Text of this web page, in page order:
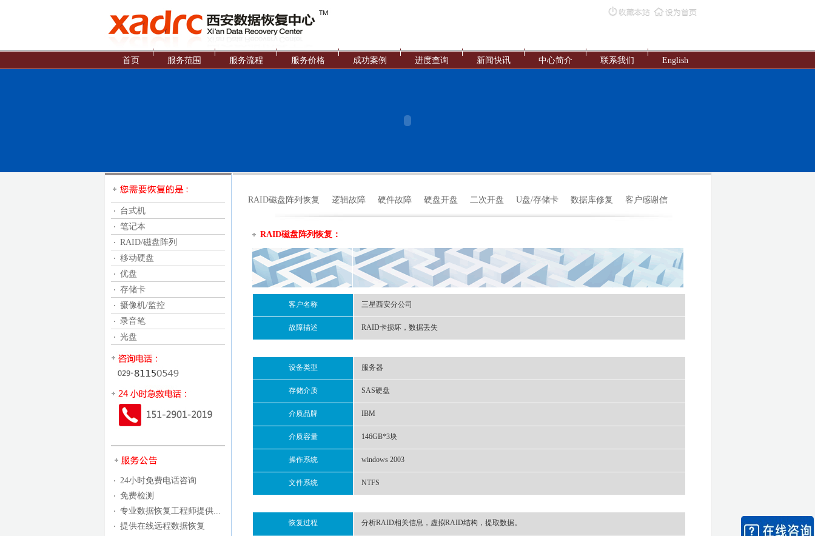
首页 服务范围 服务流程 服务价格 成功案例 进度查询 新闻快讯 中心简介 联系我们 English
台式机
笔记本
RAID/磁盘阵列
移动硬盘
优盘
存储卡
摄像机/监控
录音笔
光盘
24小时免费电话咨询
免费检测
专业数据恢复工程师提供...
提供在线远程数据恢复
RAID磁盘阵列恢复 逻辑故障 硬件故障 硬盘开盘 二次开盘 U盘/存储卡 数据库修复 客户感谢信
RAID磁盘阵列恢复：
客户名称 三星西安分公司
故障描述 RAID卡损坏，数据丢失
设备类型 服务器
存储介质 SAS硬盘
介质品牌 IBM
介质容量 146GB*3块
操作系统 windows 2003
文件系统 NTFS
恢复过程 分析RAID相关信息，虚拟RAID结构，提取数据。